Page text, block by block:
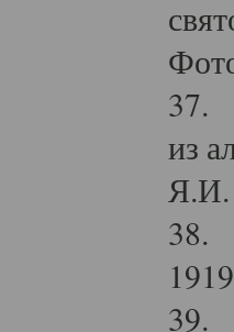
37.
из
Я.И.
38.
39.